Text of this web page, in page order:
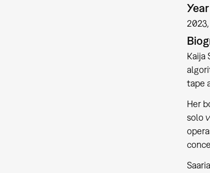
2023
Kaija
tape
Her
solo